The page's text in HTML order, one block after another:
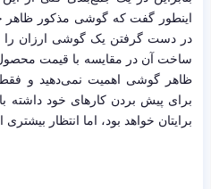
اینطور گفت که گوشی مذکور ظاهر
در دست گرفتن یک گوشی ارزان را
ساخت آن در مقایسه با قیمت
ظاهر گوشی اهمیت نمی‌دهید و
برایتان خواهد بود، اما انتظار